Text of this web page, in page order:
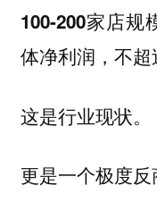
100-200家店规
体净利润，不超
这是行业现状。
更是一个极度反